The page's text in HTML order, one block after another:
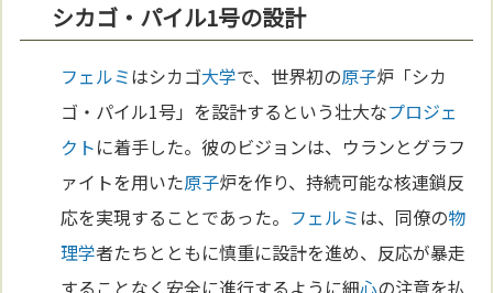
シカゴ・パイル1号の設計
フェルミはシカゴ大学で、世界初の原子炉「シカ
ゴ・パイル1号」を設計するという壮大なプロジェ
クトに着手した。彼のビジョンは、ウランとグラフ
ァイトを用いた原子炉を作り、持続可能な核連鎖反
応を実現することであった。 フェルミは、同僚の物
理学者たちとともに慎重に設計を進め、反応が暴走
することなく安全に進行するように細心の注意を払